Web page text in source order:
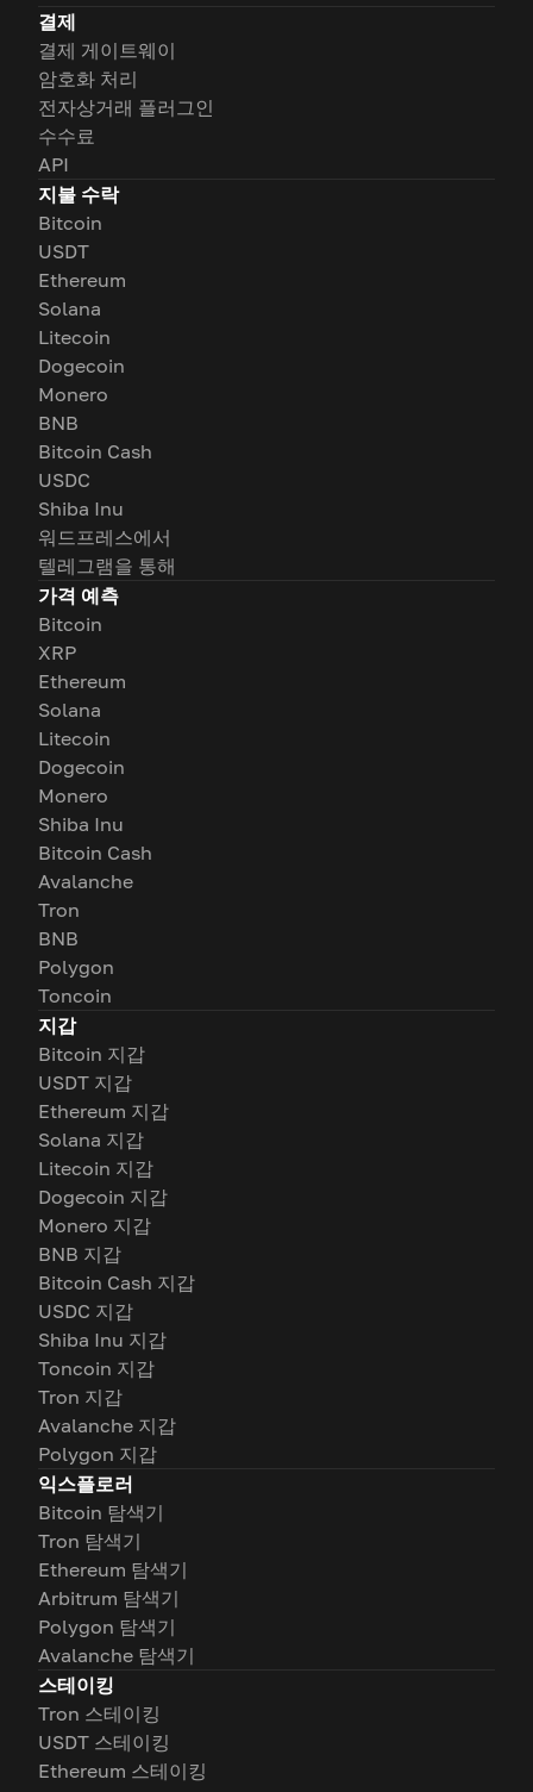
결제
결제 게이트웨이
암호화 처리
전자상거래 플러그인
수수료
API
지불 수락
Bitcoin
USDT
Ethereum
Solana
Litecoin
Dogecoin
Monero
BNB
Bitcoin Cash
USDC
Shiba Inu
워드프레스에서
텔레그램을 통해
가격 예측
Bitcoin
XRP
Ethereum
Solana
Litecoin
Dogecoin
Monero
Shiba Inu
Bitcoin Cash
Avalanche
Tron
BNB
Polygon
Toncoin
지갑
Bitcoin 지갑
USDT 지갑
Ethereum 지갑
Solana 지갑
Litecoin 지갑
Dogecoin 지갑
Monero 지갑
BNB 지갑
Bitcoin Cash 지갑
USDC 지갑
Shiba Inu 지갑
Toncoin 지갑
Tron 지갑
Avalanche 지갑
Polygon 지갑
익스플로러
Bitcoin 탐색기
Tron 탐색기
Ethereum 탐색기
Arbitrum 탐색기
Polygon 탐색기
Avalanche 탐색기
스테이킹
Tron 스테이킹
USDT 스테이킹
Ethereum 스테이킹